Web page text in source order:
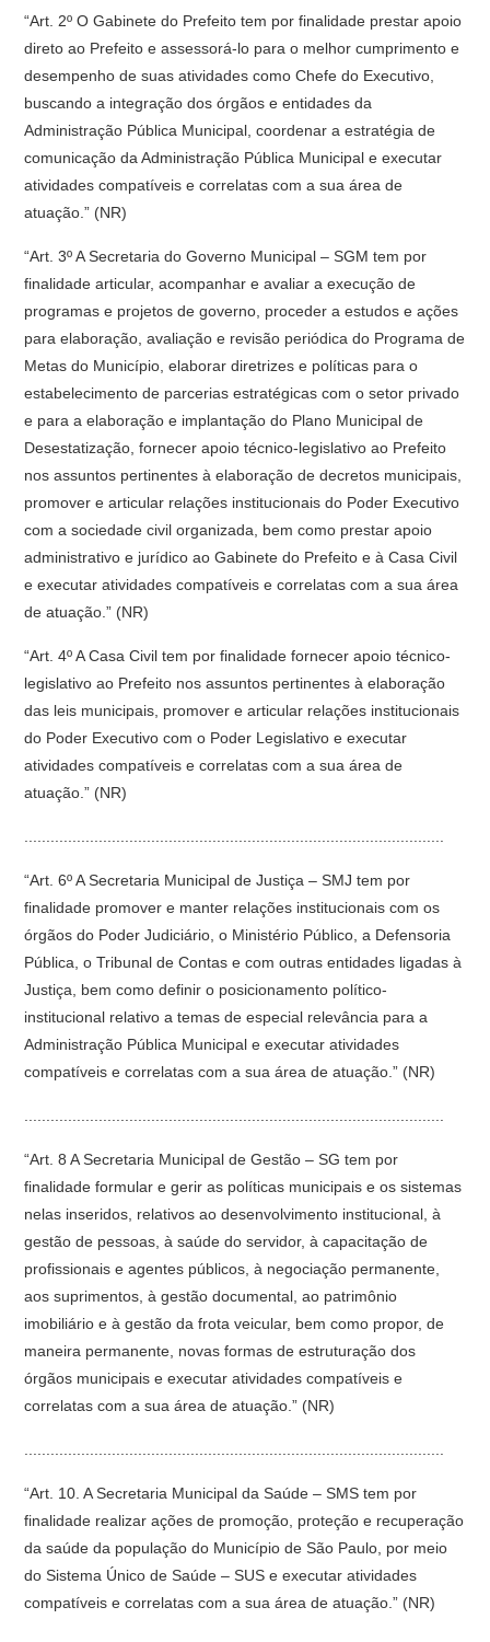
“Art. 2º O Gabinete do Prefeito tem por finalidade prestar apoio
direto ao Prefeito e assessorá-lo para o melhor cumprimento e
desempenho de suas atividades como Chefe do Executivo,
buscando a integração dos órgãos e entidades da
Administração Pública Municipal, coordenar a estratégia de
comunicação da Administração Pública Municipal e executar
atividades compatíveis e correlatas com a sua área de
atuação.” (NR)
“Art. 3º A Secretaria do Governo Municipal – SGM tem por
finalidade articular, acompanhar e avaliar a execução de
programas e projetos de governo, proceder a estudos e ações
para elaboração, avaliação e revisão periódica do Programa de
Metas do Município, elaborar diretrizes e políticas para o
estabelecimento de parcerias estratégicas com o setor privado
e para a elaboração e implantação do Plano Municipal de
Desestatização, fornecer apoio técnico-legislativo ao Prefeito
nos assuntos pertinentes à elaboração de decretos municipais,
promover e articular relações institucionais do Poder Executivo
com a sociedade civil organizada, bem como prestar apoio
administrativo e jurídico ao Gabinete do Prefeito e à Casa Civil
e executar atividades compatíveis e correlatas com a sua área
de atuação.” (NR)
“Art. 4º A Casa Civil tem por finalidade fornecer apoio técnico-
legislativo ao Prefeito nos assuntos pertinentes à elaboração
das leis municipais, promover e articular relações institucionais
do Poder Executivo com o Poder Legislativo e executar
atividades compatíveis e correlatas com a sua área de
atuação.” (NR)
“Art. 6º A Secretaria Municipal de Justiça – SMJ tem por
finalidade promover e manter relações institucionais com os
órgãos do Poder Judiciário, o Ministério Público, a Defensoria
Pública, o Tribunal de Contas e com outras entidades ligadas à
Justiça, bem como definir o posicionamento político-
institucional relativo a temas de especial relevância para a
Administração Pública Municipal e executar atividades
compatíveis e correlatas com a sua área de atuação.” (NR)
“Art. 8 A Secretaria Municipal de Gestão – SG tem por
finalidade formular e gerir as políticas municipais e os sistemas
nelas inseridos, relativos ao desenvolvimento institucional, à
gestão de pessoas, à saúde do servidor, à capacitação de
profissionais e agentes públicos, à negociação permanente,
aos suprimentos, à gestão documental, ao patrimônio
imobiliário e à gestão da frota veicular, bem como propor, de
maneira permanente, novas formas de estruturação dos
órgãos municipais e executar atividades compatíveis e
correlatas com a sua área de atuação.” (NR)
“Art. 10. A Secretaria Municipal da Saúde – SMS tem por
finalidade realizar ações de promoção, proteção e recuperação
da saúde da população do Município de São Paulo, por meio
do Sistema Único de Saúde – SUS e executar atividades
compatíveis e correlatas com a sua área de atuação.” (NR)